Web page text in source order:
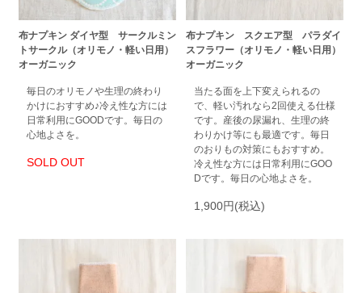
布ナプキン ダイヤ型 サークルミン
トサークル（オリモノ・軽い日用）
オーガニック
毎日のオリモノや生理の終わり
かけにおすすめ♪冷え性な方には
日常利用にGOODです。毎日の
心地よさを。
SOLD OUT
布ナプキン スクエア型 パラダイ
スフラワー（オリモノ・軽い日用）
オーガニック
当たる面を上下変えられるの
で、軽い汚れなら2回使える仕様
です。産後の尿漏れ、生理の終
わりかけ等にも最適です。毎日
のおりもの対策にもおすすめ。
冷え性な方には日常利用にGOO
Dです。毎日の心地よさを。
1,900円(税込)